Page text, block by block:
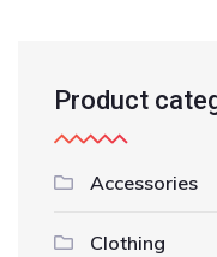
Product
Accessories
Clothing